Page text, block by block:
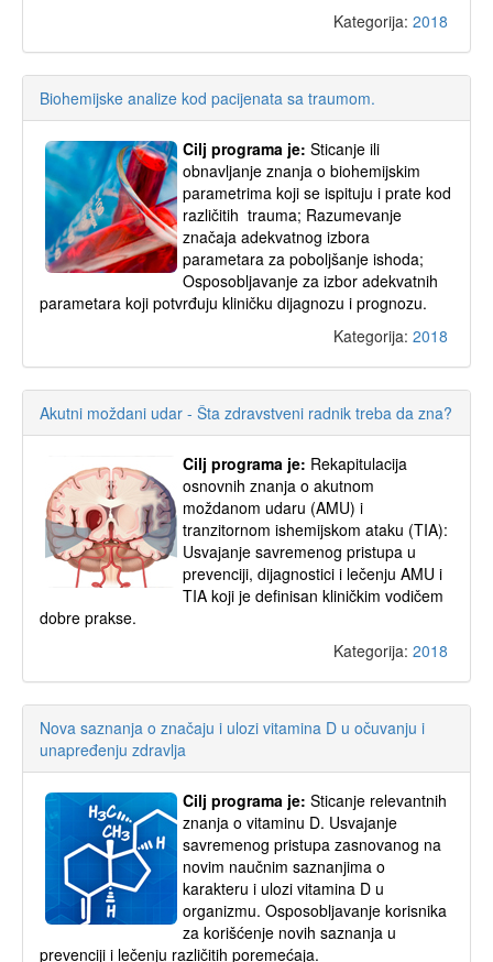
Kategorija: 2018
Biohemijske analize kod pacijenata sa traumom.
Cilj programa je: Sticanje ili
obnavljanje znanja o biohemijskim
parametrima koji se ispituju i prate kod
različitih trauma; Razumevanje
značaja adekvatnog izbora
parametara za poboljšanje ishoda;
Osposobljavanje za izbor adekvatnih
parametara koji potvrđuju kliničku dijagnozu i prognozu.
Kategorija: 2018
Akutni moždani udar - Šta zdravstveni radnik treba da zna?
Cilj programa je: Rekapitulacija
osnovnih znanja o akutnom
moždanom udaru (AMU) i
tranzitornom ishemijskom ataku (TIA):
Usvajanje savremenog pristupa u
prevenciji, dijagnostici i lečenju AMU i
TIA koji je definisan kliničkim vodičem
dobre prakse.
Kategorija: 2018
Nova saznanja o značaju i ulozi vitamina D u očuvanju i
unapređenju zdravlja
Cilj programa je: Sticanje relevantnih
znanja o vitaminu D. Usvajanje
savremenog pristupa zasnovanog na
novim naučnim saznanjima o
karakteru i ulozi vitamina D u
organizmu. Osposobljavanje korisnika
za korišćenje novih saznanja u
prevenciji i lečenju različitih poremećaja.